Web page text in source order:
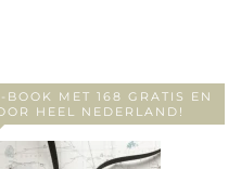
MET 168 GRATIS EN
HEEL NEDERLAND!